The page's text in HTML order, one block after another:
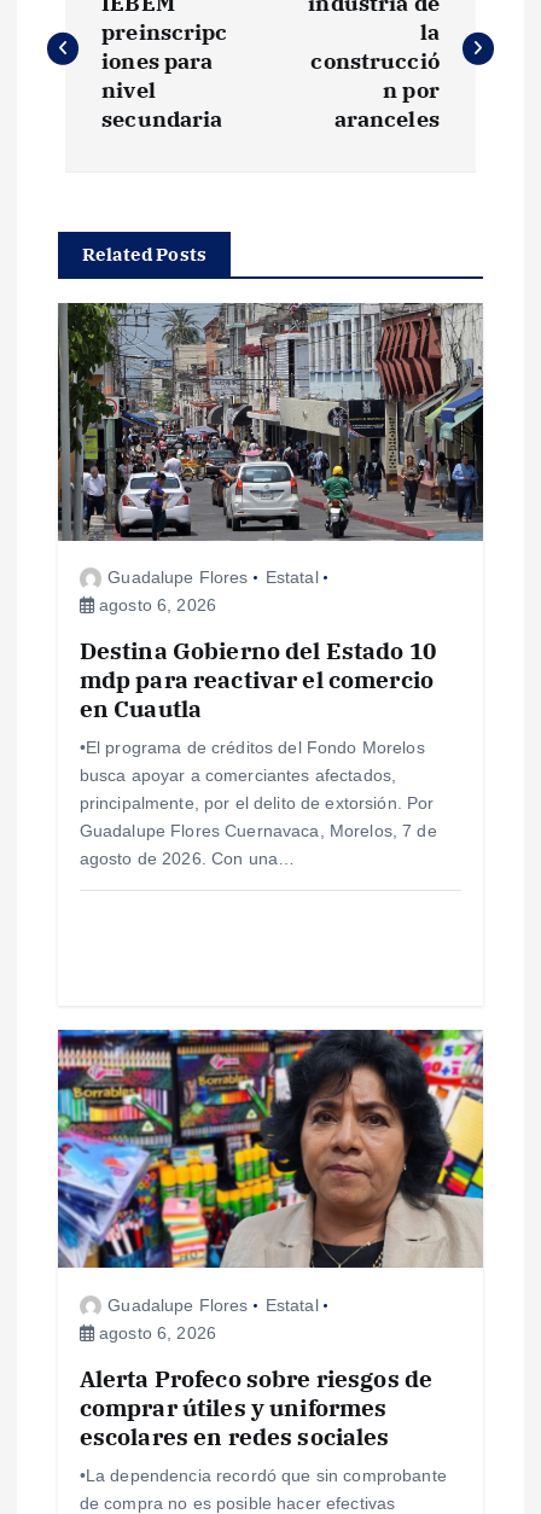
v
a
c
ó
n
d
a
s
preinscripc
iones para
nivel
secundaria
la
construcció
n por
aranceles
Related Posts
Guadalupe Flores
Estatal
agosto 6, 2026
Destina Gobierno del Estado 10
mdp para reactivar el comercio
en Cuautla
•El programa de créditos del Fondo Morelos
busca apoyar a comerciantes afectados,
principalmente, por el delito de extorsión. Por
Guadalupe Flores Cuernavaca, Morelos, 7 de
agosto de 2026. Con una…
Guadalupe Flores
Estatal
agosto 6, 2026
Alerta Profeco sobre riesgos de
comprar útiles y uniformes
escolares en redes sociales
•La dependencia recordó que sin comprobante
de compra no es posible hacer efectivas